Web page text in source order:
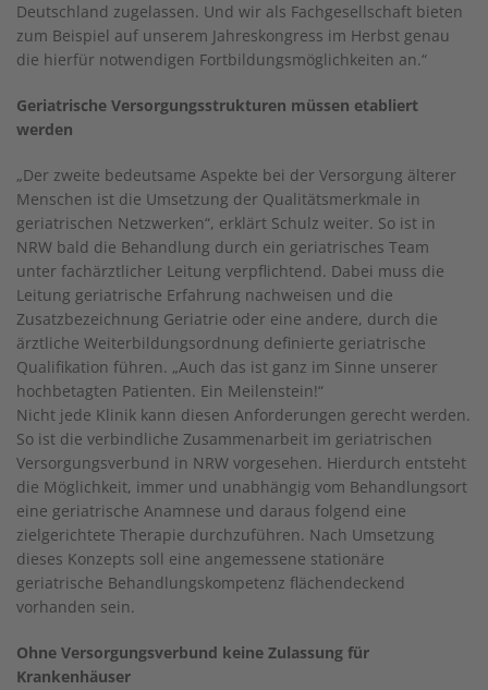
Deutschland zugelassen. Und wir als Fachgesellschaft bieten
zum Beispiel auf unserem Jahreskongress im Herbst genau
die hierfür notwendigen Fortbildungsmöglichkeiten an.“
Geriatrische Versorgungsstrukturen müssen etabliert
werden
„Der zweite bedeutsame Aspekte bei der Versorgung älterer
Menschen ist die Umsetzung der Qualitätsmerkmale in
geriatrischen Netzwerken“, erklärt Schulz weiter. So ist in
NRW bald die Behandlung durch ein geriatrisches Team
unter fachärztlicher Leitung verpflichtend. Dabei muss die
Leitung geriatrische Erfahrung nachweisen und die
Zusatzbezeichnung Geriatrie oder eine andere, durch die
ärztliche Weiterbildungsordnung definierte geriatrische
Qualifikation führen. „Auch das ist ganz im Sinne unserer
hochbetagten Patienten. Ein Meilenstein!“
Nicht jede Klinik kann diesen Anforderungen gerecht werden.
So ist die verbindliche Zusammenarbeit im geriatrischen
Versorgungsverbund in NRW vorgesehen. Hierdurch entsteht
die Möglichkeit, immer und unabhängig vom Behandlungsort
eine geriatrische Anamnese und daraus folgend eine
zielgerichtete Therapie durchzuführen. Nach Umsetzung
dieses Konzepts soll eine angemessene stationäre
geriatrische Behandlungskompetenz flächendeckend
vorhanden sein.
Ohne Versorgungsverbund keine Zulassung für
Krankenhäuser